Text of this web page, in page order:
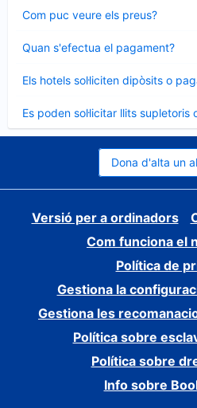
Com puc veure els preus?
tancat
Quan s'efectua el pagament?
tancat
Els hotels sol·liciten dipòsits o
tancat
Es poden sol·licitar llits supletoris
tancat
Dona d'alta un
Versió per a ordinadors
Com funciona el
Política de
Gestiona la
Gestiona les
Política sobre
Política sobre
Info sobre